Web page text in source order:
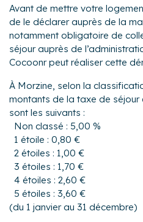
Avant de mettre votre
de le déclarer auprès de la
notamment obligatoire de
séjour auprès de
Cocoonr peut réaliser cette
À Morzine, selon la
montants de la taxe de séjour
sont les suivants :
Non classé : 5,00 %
1 étoile : 0,80 €
2 étoiles : 1,00 €
3 étoiles : 1,70 €
4 étoiles : 2,60 €
5 étoiles : 3,60 €
(du 1 janvier au 31 décembre)